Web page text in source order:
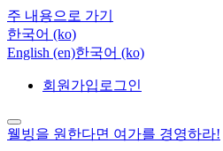
주 내용으로 가기
한국어 ‎(ko)‎
English ‎(en)‎한국어 ‎(ko)‎
회원가입 로그인
웰빙을 원한다면 여가를 경영하라!